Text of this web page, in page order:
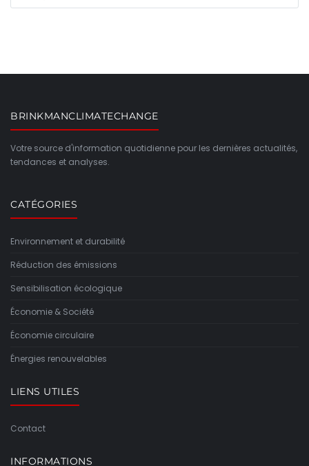
BRINKMANCLIMATECHANGE
Votre source d'information quotidienne pour les dernières actualités,
tendances et analyses.
CATÉGORIES
Environnement et durabilité
Réduction des émissions
Sensibilisation écologique
Économie & Société
Économie circulaire
Énergies renouvelables
LIENS UTILES
Contact
INFORMATIONS